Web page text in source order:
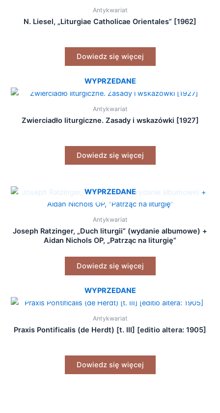
Antykwariat
N. Liesel, „Liturgiae Catholicae Orientales” [1962]
Dowiedz się więcej
WYPRZEDANE
Antykwariat
Zwierciadło liturgiczne. Zasady i wskazówki [1927]
Dowiedz się więcej
WYPRZEDANE
Antykwariat
Joseph Ratzinger, „Duch liturgii” (wydanie albumowe) +
Aidan Nichols OP, „Patrząc na liturgię”
Dowiedz się więcej
WYPRZEDANE
Antykwariat
Praxis Pontificalis (de Herdt) [t. III] [editio altera: 1905]
Dowiedz się więcej